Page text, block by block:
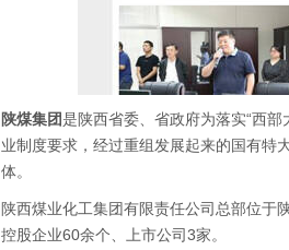
陕煤集团是陕西省委、省政府为落实“西
业制度要求，经过重组发展起来的国有特
体。
陕西煤业化工集团有限责任公司总部位于
控股企业60余个、上市公司3家。